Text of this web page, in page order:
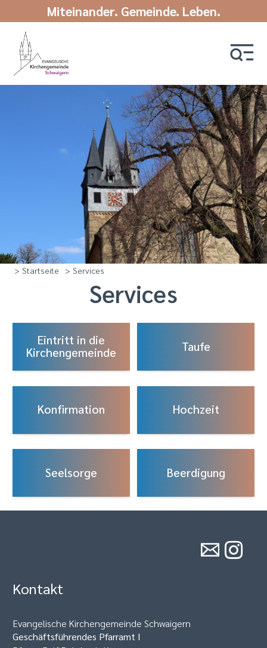
Miteinander. Gemeinde. Leben.
> Startseite > Services
Services
Eintritt in die
Kirchengemeinde
Taufe
Konfirmation Hochzeit
Seelsorge Beerdigung
Kontakt
Evangelische Kirchengemeinde Schwaigern
Geschäftsführendes Pfarramt I